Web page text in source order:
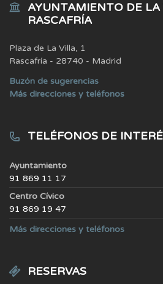
AYUNTAMIENTO DE LA
RASCAFRÍA
Plaza de La Villa, 1
Rascafría - 28740 - Madrid
Buzón de sugerencias
Más direcciones y teléfonos
TELÉFONOS DE
Ayuntamiento
91 869 11 17
Centro Cívico
91 869 19 47
Más direcciones y teléfonos
RESERVAS